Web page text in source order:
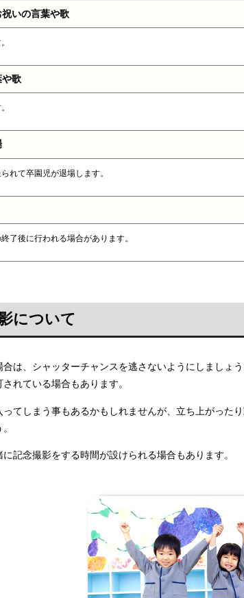
いの言葉や歌
歌
れて卒園児が退場します。
了後に行われる場合があります。
について
は、シャッターチャンスを逃さないようにしましょう
れている場合もあります。
てしまう事もあるかもしれませんが、立ち上がった
記念撮影をする時間が設けられる場合もあります。